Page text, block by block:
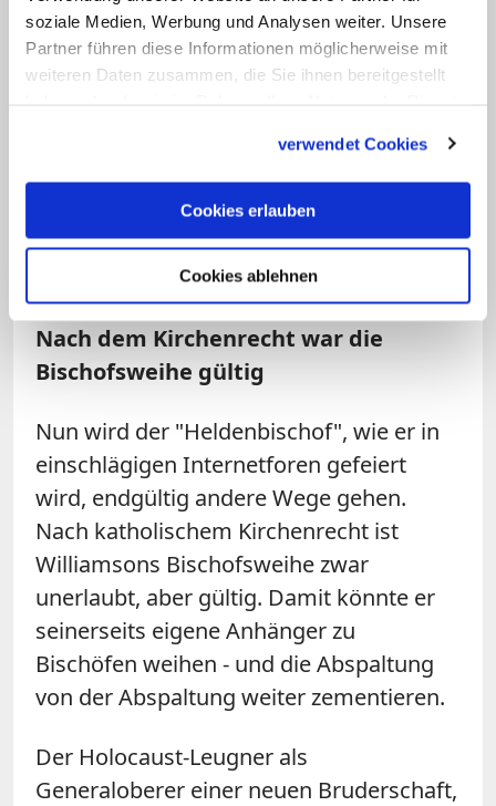
soziale Medien, Werbung und Analysen weiter. Unsere
Partner führen diese Informationen möglicherweise mit
weiteren Daten zusammen, die Sie ihnen bereitgestellt
verwendet Cookies
Cookies erlauben
Cookies ablehnen
anderen Bischöfen konnten nicht
verborgen bleiben. Fellay beklagte, er
werde von den eigenen Leuten
Verhandlungen im Frühjahr 2012 teilte
der Vatikan mit, man werde nur noch mit
Fellay selbst verhandeln. Williamson
wurde gar vom Generalkapitel der
Bruderschaft Anfang Juli ausgeschlossen.
Nach dem Kirchenrecht war die
Bischofsweihe gültig
Nun wird der "Heldenbischof", wie er in
einschlägigen Internetforen gefeiert
wird, endgültig andere Wege gehen.
Nach katholischem Kirchenrecht ist
Williamsons Bischofsweihe zwar
unerlaubt, aber gültig. Damit könnte er
seinerseits eigene Anhänger zu
Bischöfen weihen - und die Abspaltung
von der Abspaltung weiter zementieren.
Der Holocaust-Leugner als
Generaloberer einer neuen Bruderschaft,